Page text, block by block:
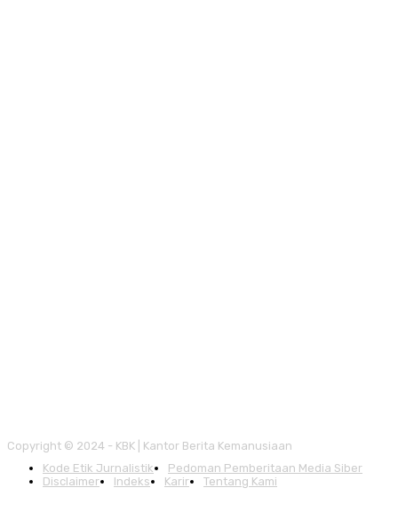
Copyright © 2024 - KBK | Kantor Berita Kemanusiaan
Kode Etik Jurnalistik
Pedoman Pemberitaan Media Siber
Disclaimer
Indeks Karir Tentang Kami